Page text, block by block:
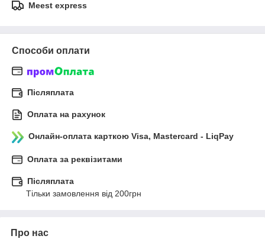
Meest express
Способи оплати
Післяплата
Оплата на рахунок
Онлайн-оплата карткою Visa, Mastercard - LiqPay
Оплата за реквізитами
Післяплата
Тільки замовлення від 200грн
Про нас